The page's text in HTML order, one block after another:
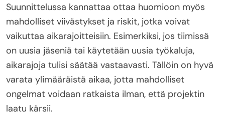
Suunnittelussa kannattaa ottaa huomioon myös
mahdolliset viivästykset ja riskit, jotka voivat
vaikuttaa aikarajoitteisiin. Esimerkiksi, jos tiimissä
on uusia jäseniä tai käytetään uusia työkaluja,
aikarajoja tulisi säätää vastaavasti. Tällöin on hyvä
varata ylimääräistä aikaa, jotta mahdolliset
ongelmat voidaan ratkaista ilman, että projektin
laatu kärsii.